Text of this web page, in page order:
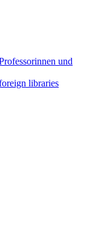
und
libraries